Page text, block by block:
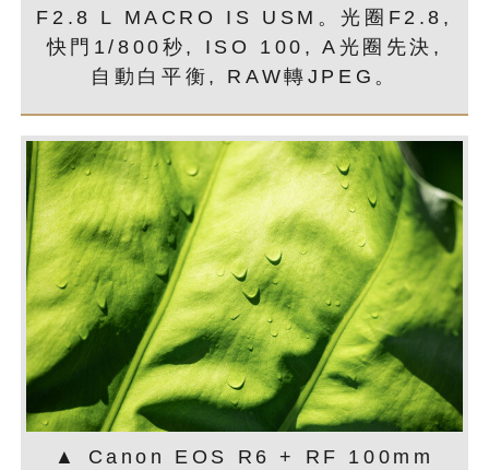
F2.8 L MACRO IS USM。光圈F2.8,
快門1/800秒, ISO 100, A光圈先決,
自動白平衡, RAW轉JPEG。
▲ Canon EOS R6 + RF 100mm